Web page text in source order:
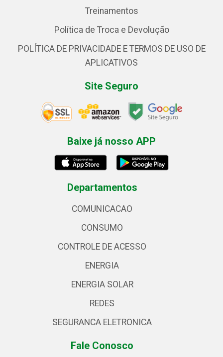
Treinamentos
Política de Troca e Devolução
POLÍTICA DE PRIVACIDADE E TERMOS DE USO DE
APLICATIVOS
Site Seguro
Baixe já nosso APP
Departamentos
COMUNICACAO
CONSUMO
CONTROLE DE ACESSO
ENERGIA
ENERGIA SOLAR
REDES
SEGURANCA ELETRONICA
Fale Conosco